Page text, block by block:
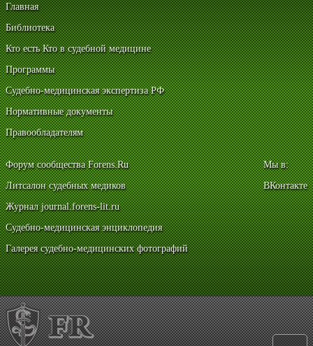
Главная
Библиотека
Кто есть Кто в судебной медицине
Программы
Судебно-медицинская экспертиза РФ
Нормативные документы
Правообладателям
Форум сообщества Forens.Ru
Литсалон судебных медиков
Журнал journal.forens-lit.ru
Судебно-медицинская энциклопедия
Галерея судебно-медицинских фотографий
Мы в:
ВКонтакте